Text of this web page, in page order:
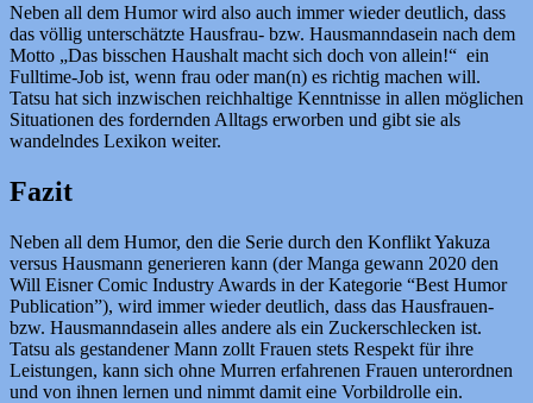
Neben all dem Humor wird also auch immer wieder deutlich, dass
das völlig unterschätzte Hausfrau- bzw. Hausmanndasein nach dem
Motto „Das bisschen Haushalt macht sich doch von allein!“ ein
Fulltime-Job ist, wenn frau oder man(n) es richtig machen will.
Tatsu hat sich inzwischen reichhaltige Kenntnisse in allen möglichen
Situationen des fordernden Alltags erworben und gibt sie als
wandelndes Lexikon weiter.
Fazit
Neben all dem Humor, den die Serie durch den Konflikt Yakuza
versus Hausmann generieren kann (der Manga gewann 2020 den
Will Eisner Comic Industry Awards in der Kategorie “Best Humor
Publication”), wird immer wieder deutlich, dass das Hausfrauen-
bzw. Hausmanndasein alles andere als ein Zuckerschlecken ist.
Tatsu als gestandener Mann zollt Frauen stets Respekt für ihre
Leistungen, kann sich ohne Murren erfahrenen Frauen unterordnen
und von ihnen lernen und nimmt damit eine Vorbildrolle ein.